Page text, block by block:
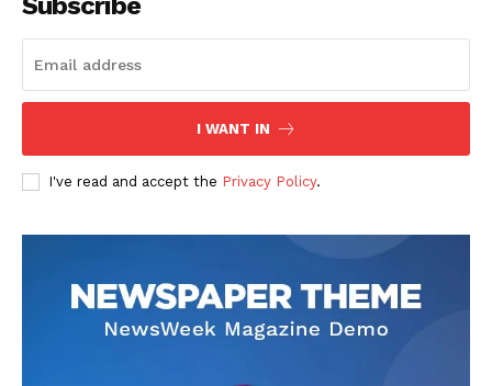
I WANT IN
I've read and accept the Privacy Policy.